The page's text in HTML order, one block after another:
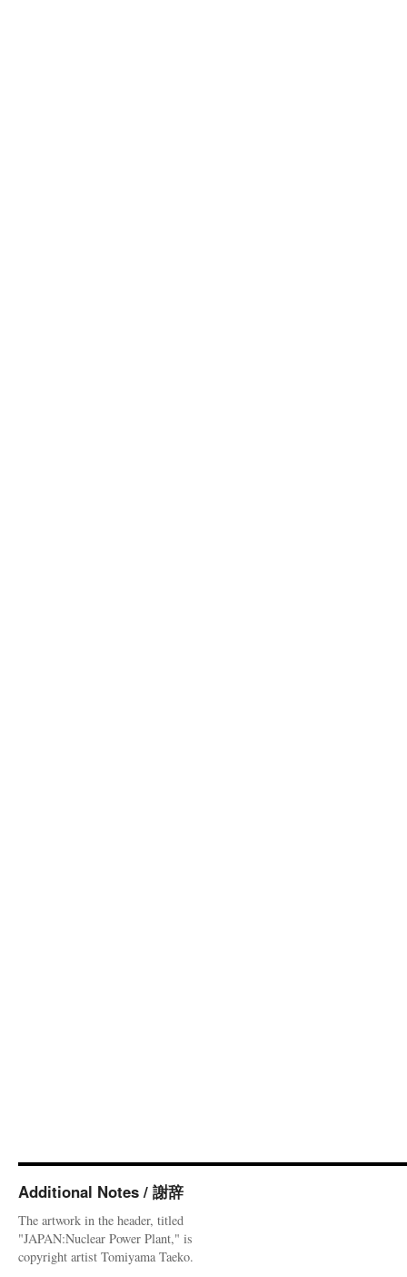
Additional Notes / 謝辞
The artwork in the header, titled
"JAPAN:Nuclear Power Plant," is
copyright artist Tomiyama Taeko.